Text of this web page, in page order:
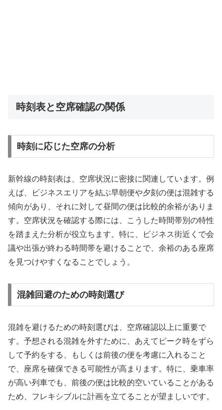
時刻表と空席確認の関係
時刻に応じた空席の分析
新幹線の時刻表は、空席状況に密接に関連しています。例
えば、ビジネスエリアを結ぶ早朝便や夕刻の便は混雑する
傾向があり、それに対して昼間の便は比較的余裕がありま
す。空席状況を確認する際には、こうした時間帯別の特性
を踏まえた分析が役立ちます。特に、ビジネス街近くで会
議や出張が終わる時間帯を避けることで、余裕のある座席
を見つけやすくなることでしょう。
混雑回避のための時刻選び
混雑を避けるための時刻選びは、空席確認以上に重要で
す。予想される混雑を外すために、あえてピーク時をずら
して予約をする、もしくは前後の便を考慮に入れること
で、座席を確保できる可能性が高まります。特に、乗車率
が高い列車でも、前後の便は比較的空いていることがある
ため、フレキシブルに計画を立てることが望ましいです。